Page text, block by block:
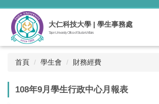
跳
主
要
內
大仁科技大學 | 學生事務處
Tajen University Office of Student Affairs
首頁 學生會 財務經費
108年9月學生行政中心月報表